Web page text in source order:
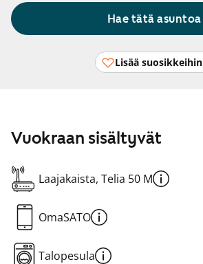
Hae tätä asuntoa
Lisää suosikkeihin
Vuokraan sisältyvät
Laajakaista, Telia 50 M
OmaSATO
Talopesula